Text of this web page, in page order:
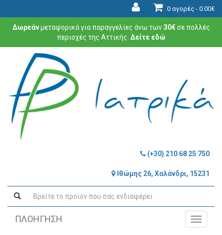
Δωρεάνμεταφορικά για παραγγελίες άνω των30€σε πολλές
περιοχές της Αττικής. Δείτε εδώ
0 αγορές - 0.00€
(+30) 210 68 25 750
Ιθώμης 26, Χαλάνδρι, 15231
Toggle
ΠΛΟΗΓΗΣΗ